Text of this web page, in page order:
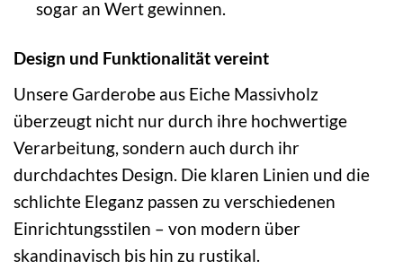
sogar an Wert gewinnen.
Design und Funktionalität vereint
Unsere Garderobe aus Eiche Massivholz
überzeugt nicht nur durch ihre hochwertige
Verarbeitung, sondern auch durch ihr
durchdachtes Design. Die klaren Linien und die
schlichte Eleganz passen zu verschiedenen
Einrichtungsstilen – von modern über
skandinavisch bis hin zu rustikal.